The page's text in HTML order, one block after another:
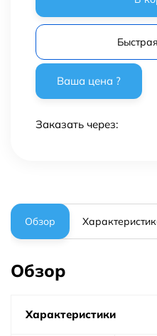
Заказать через:
Обзор
Обзор
Характеристики